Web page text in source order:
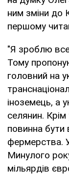
ним зміни до
першому
"Я зроблю
Тому
головний на
іноземець, а
селянин.
повинна бути
фермерства.
Минулого
мільярдів